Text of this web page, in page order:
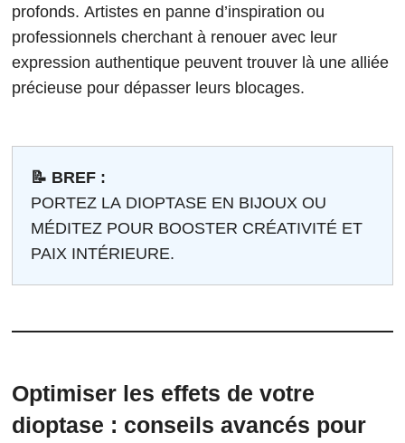
profonds. Artistes en panne d’inspiration ou
professionnels cherchant à renouer avec leur
expression authentique peuvent trouver là une alliée
précieuse pour dépasser leurs blocages.
📝 BREF :
PORTEZ LA DIOPTASE EN BIJOUX OU
MÉDITEZ POUR BOOSTER CRÉATIVITÉ ET
PAIX INTÉRIEURE.
Optimiser les effets de votre
dioptase : conseils avancés pour